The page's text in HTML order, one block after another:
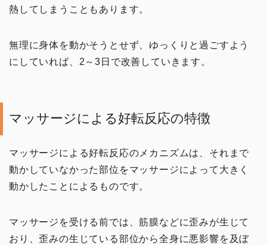
熱してしまうこともあります。
無理に身体を動かそうとせず、ゆっくりと過ごすよう
にしていれば、2～3日で改善していきます。
マッサージによる好転反応の特徴
マッサージによる好転反応のメカニズムは、それまで
動かしていなかった部位をマッサージによって大きく
動かしたことによるものです。
マッサージを受ける前では、筋膜などに歪みが生じて
おり、歪みの生じている部位から全身に悪影響を及ぼ